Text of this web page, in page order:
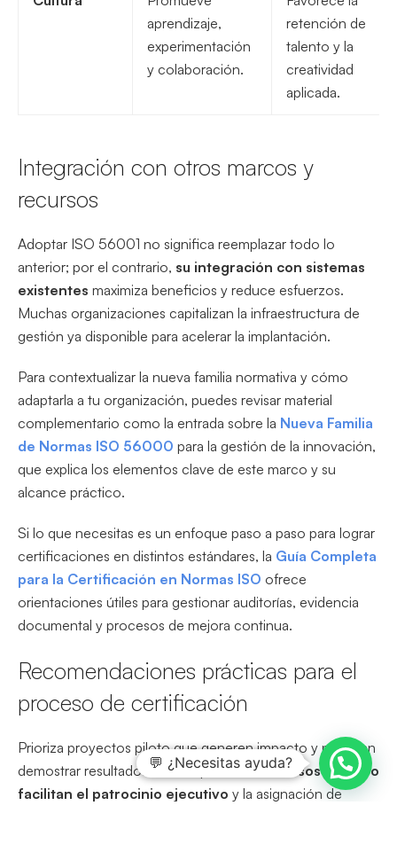
aprendizaje,
experimentación
y colaboración.
retención de
talento y la
creatividad
aplicada.
Integración con otros marcos y
recursos
Adoptar ISO 56001 no significa reemplazar todo lo
anterior; por el contrario, su integración con sistemas
existentes maximiza beneficios y reduce esfuerzos.
Muchas organizaciones capitalizan la infraestructura de
gestión ya disponible para acelerar la implantación.
Para contextualizar la nueva familia normativa y cómo
adaptarla a tu organización, puedes revisar material
complementario como la entrada sobre la Nueva Familia
de Normas ISO 56000 para la gestión de la innovación,
que explica los elementos clave de este marco y su
alcance práctico.
Si lo que necesitas es un enfoque paso a paso para lograr
certificaciones en distintos estándares, la Guía Completa
para la Certificación en Normas ISO ofrece
orientaciones útiles para gestionar auditorías, evidencia
documental y procesos de mejora continua.
Recomendaciones prácticas para el
proceso de certificación
Prioriza proyectos piloto que generen impacto y permitan
demostrar resultados a corto plazo; estos casos de éxito
facilitan el patrocinio ejecutivo y la asignación de
💬 ¿Necesitas ayuda?